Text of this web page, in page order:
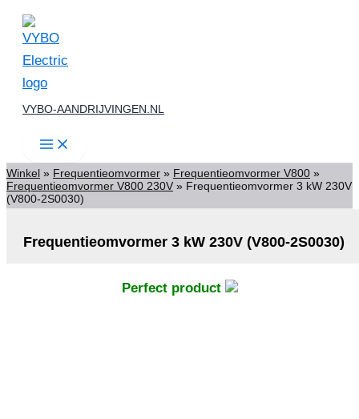
Ga
naar
inhoud
VYBO-AANDRIJVINGEN.NL
Winkel » Frequentieomvormer » Frequentieomvormer V800 »
Frequentieomvormer V800 230V » Frequentieomvormer 3 kW 230V
(V800-2S0030)
Frequentieomvormer 3 kW 230V (V800-2S0030)
Perfect product
2S0030)
aantal